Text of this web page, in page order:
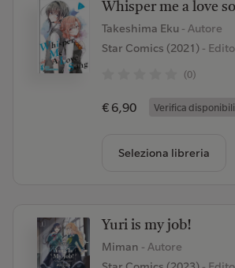
Whisper me a love
Takeshima Eku - Autore
Star Comics (2021)-
(0)
€ 6,90 Verifica
Seleziona libreria
Yuri is my job!
Miman - Autore